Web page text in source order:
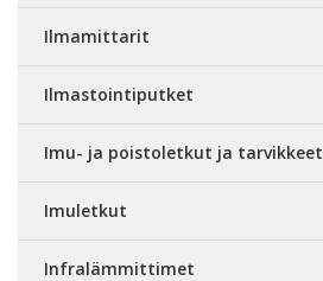
Ilmamittarit
Ilmastointiputket
Imu- ja poistoletkut ja tarvikkeet
Imuletkut
Infralämmittimet